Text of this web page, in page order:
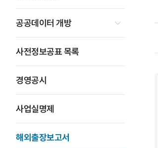
공공데이터 개방
사전정보공표 목록
경영공시
사업실명제
해외출장보고서